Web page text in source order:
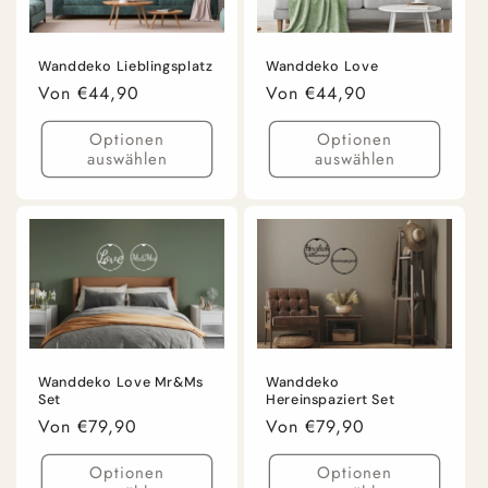
Wanddeko Lieblingsplatz
Normaler
Preis
Von €44,90
Optionen
auswählen
Wanddeko Love
Normaler
Preis
Von €44,90
Optionen
auswählen
Wanddeko Love Mr&Ms
Set
Normaler
Preis
Von €79,90
Optionen
Wanddeko
Hereinspaziert Set
Normaler
Preis
Von €79,90
Optionen